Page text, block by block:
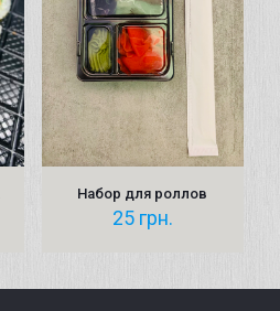
Набор для роллов
25 грн.